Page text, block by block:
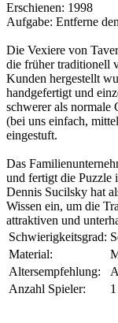
Erschienen: 1998
Aufgabe: Entferne
Die Vexiere von
die früher traditionell
Kunden hergestellt
handgefertigt und
schwerer als normale
(bei uns einfach,
eingestuft.
Das
und fertigt die Puzzle
Dennis Sucilsky hat
Wissen ein, um die
attraktiven und
Schwierigkeitsgrad:
Material:
Altersempfehlung:
Anzahl Spieler:
1